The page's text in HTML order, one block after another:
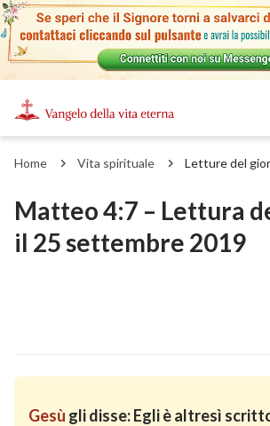
Home Vita spirituale Letture del
Matteo 4:7 – Lettura
il 25 settembre 2019
Gesù gli disse: Egli è altresì